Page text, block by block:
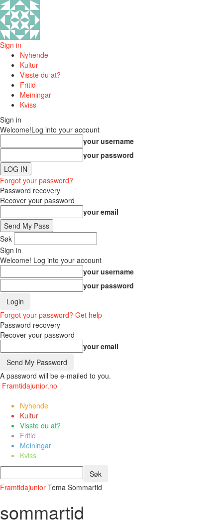
Sign in
Nyhende
Kultur
Visste du at?
Fritid
Meiningar
Kviss
Sign in
Welcome!Log into your account
your username
your password
Forgot your password?
Password recovery
Recover your password
your email
Søk
Sign in
Welcome! Log into your account
your username
your password
Forgot your password? Get help
Password recovery
Recover your password
your email
A password will be e-mailed to you.
Framtidajunior.no
Nyhende
Kultur
Visste du at?
Fritid
Meiningar
Kviss
Framtidajunior Tema Sommartid
sommartid